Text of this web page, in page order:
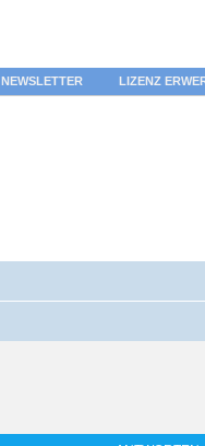
NEWSLETTER LIZENZ